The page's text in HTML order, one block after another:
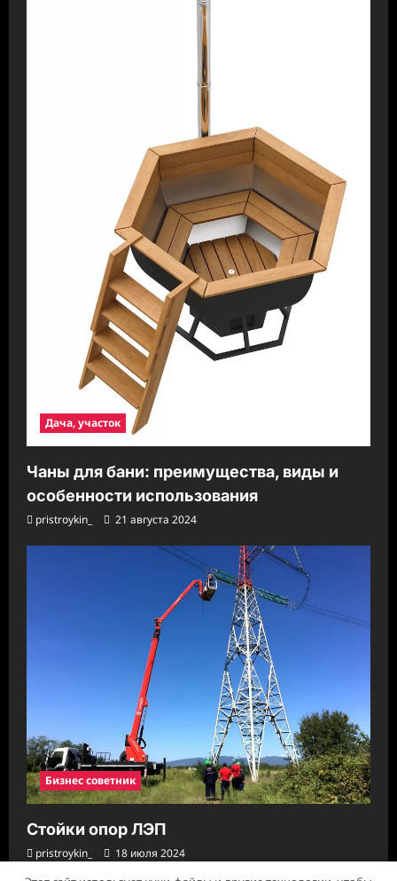
Дача, участок
Чаны для бани: преимущества, виды и
особенности использования
pristroykin_ 21 августа 2024
Бизнес советник
Стойки опор ЛЭП
pristroykin_ 18 июля 2024